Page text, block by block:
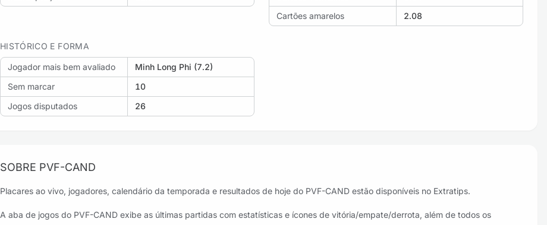
Cartões amarelos
2.08
HISTÓRICO E FORMA
Jogador mais bem avaliado
Minh Long Phi (7.2)
Sem marcar
10
Jogos disputados
26
SOBRE PVF-CAND
Placares ao vivo, jogadores, calendário da temporada e resultados de hoje do PVF-CAND estão disponíveis no Extratips.
A aba de jogos do PVF-CAND exibe as últimas partidas com estatísticas e ícones de vitória/empate/derrota, além de todos os